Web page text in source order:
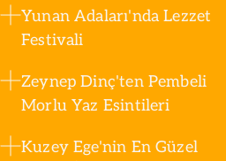
Yunan Adaları'nda Lezzet
Festivali
Zeynep Dinç'ten Pembeli
Morlu Yaz Esintileri
Kuzey Ege'nin En Güzel